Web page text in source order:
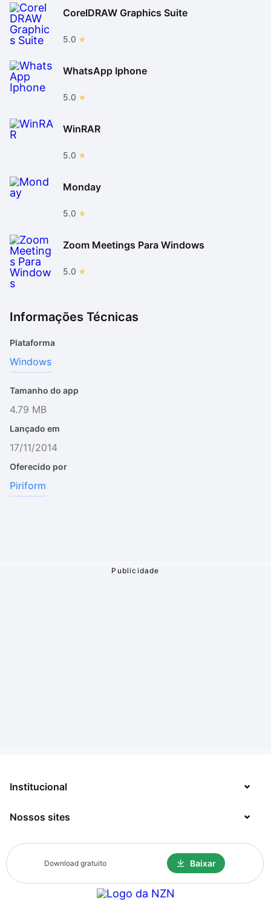
Download gratuito Baixar
CorelDRAW Graphics Suite
5.0
WhatsApp Iphone
5.0
WinRAR
5.0
Monday
5.0
Zoom Meetings Para Windows
5.0
Informações Técnicas
Plataforma
Windows
Tamanho do app
4.79 MB
Lançado em
17/11/2014
Oferecido por
Piriform
Institucional
Sobre
Contato
Política de Privacidade
Nossos sites
TecMundo